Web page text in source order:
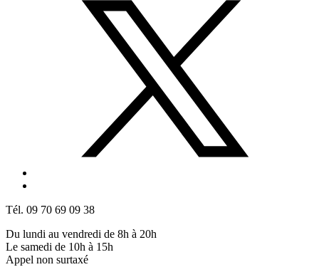
Tél. 09 70 69 09 38
Du lundi au vendredi de 8h à 20h
Le samedi de 10h à 15h
Appel non surtaxé